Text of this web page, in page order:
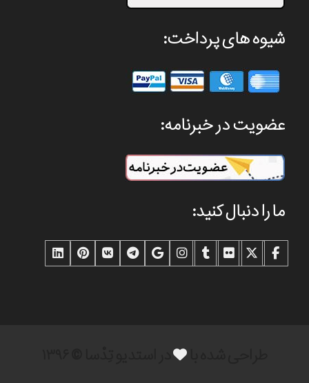
شیوه های پرداخت:
عضویت در خبرنامه:
ما را دنبال کنید:
طراحی شده با